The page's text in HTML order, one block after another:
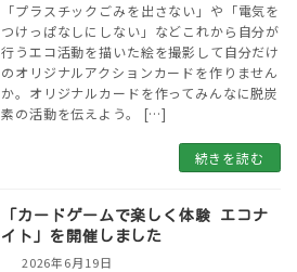
「プラスチックごみを出さない」や「電気を
つけっぱなしにしない」などこれから自分が
行うエコ活動を描いた絵を撮影して自分だけ
のオリジナルアクションカードを作りません
か。オリジナルカードを作ってみんなに脱炭
素の活動を伝えよう。 […]
続きを読む
「カードゲームで楽しく体験 エコナ
イト」を開催しました
2026年6月19日